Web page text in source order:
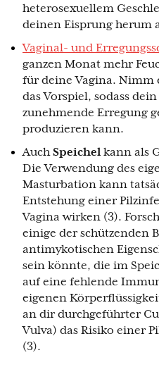
heterosexuellem
deinen Eisprung herum
Vaginal- und
ganzen Monat mehr
für deine Vagina. Nimm
das Vorspiel, sodass
zunehmende Erregung
produzieren kann.
AuchSpeichel kann als
Die Verwendung des
Masturbation kann
Entstehung einer
Vagina wirken (3).
einige der schützenden
antimykotischen
sein könnte, die im
auf eine fehlende
eigenen
an dir durchgeführter
Vulva) das Risiko einer
(3).